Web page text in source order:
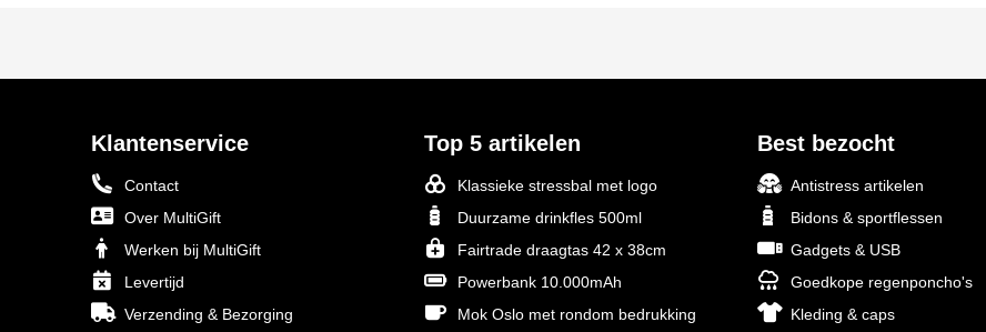
Klantenservice
Contact
Over MultiGift
Werken bij MultiGift
Levertijd
Verzending & Bezorging
Top 5 artikelen
Klassieke stressbal met logo
Duurzame drinkfles 500ml
Fairtrade draagtas 42 x 38cm
Powerbank 10.000mAh
Mok Oslo met rondom bedrukking
Best bezocht
Antistress artikelen
Bidons & sportflessen
Gadgets & USB
Goedkope regenponcho's
Kleding & caps